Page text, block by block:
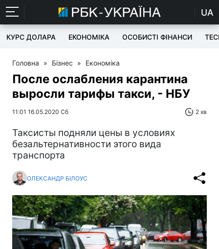
UA
КУРС ДОЛАРА ЕКОНОМІКА ОСОБИСТІ ФІНАНСИ
Головна » Бізнес » Економіка
После ослабления карантина
выросли тарифы такси, - НБУ
11:01 16.05.2020 Сб 2 хв
Таксисты подняли цены в условиях
безальтернативности этого вида
транспорта
ОЛЕКСАНДР БІЛОУС